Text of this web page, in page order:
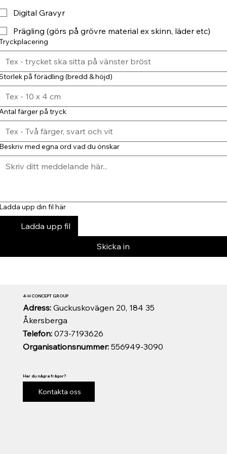
Digital Gravyr
Prägling (görs på grövre material ex skinn, läder etc)
på förädling (bredd & höjd)
färger på tryck
med egna ord vad du önskar
upp din fil här
Ladda upp fil
Skicka in
Organisationsnummer:556949-3090
Telefon:073-7193626
Adress: Guckuskovägen 20, 184 35
Åkersberga
4-H CONCEPT GROUP
Har du några frågor?
Kontakta oss